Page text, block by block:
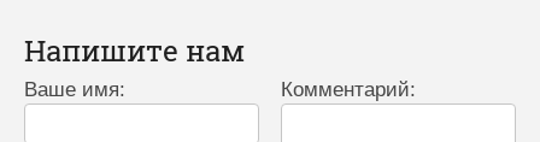
Напишите нам
Ваше имя: Комментарий: